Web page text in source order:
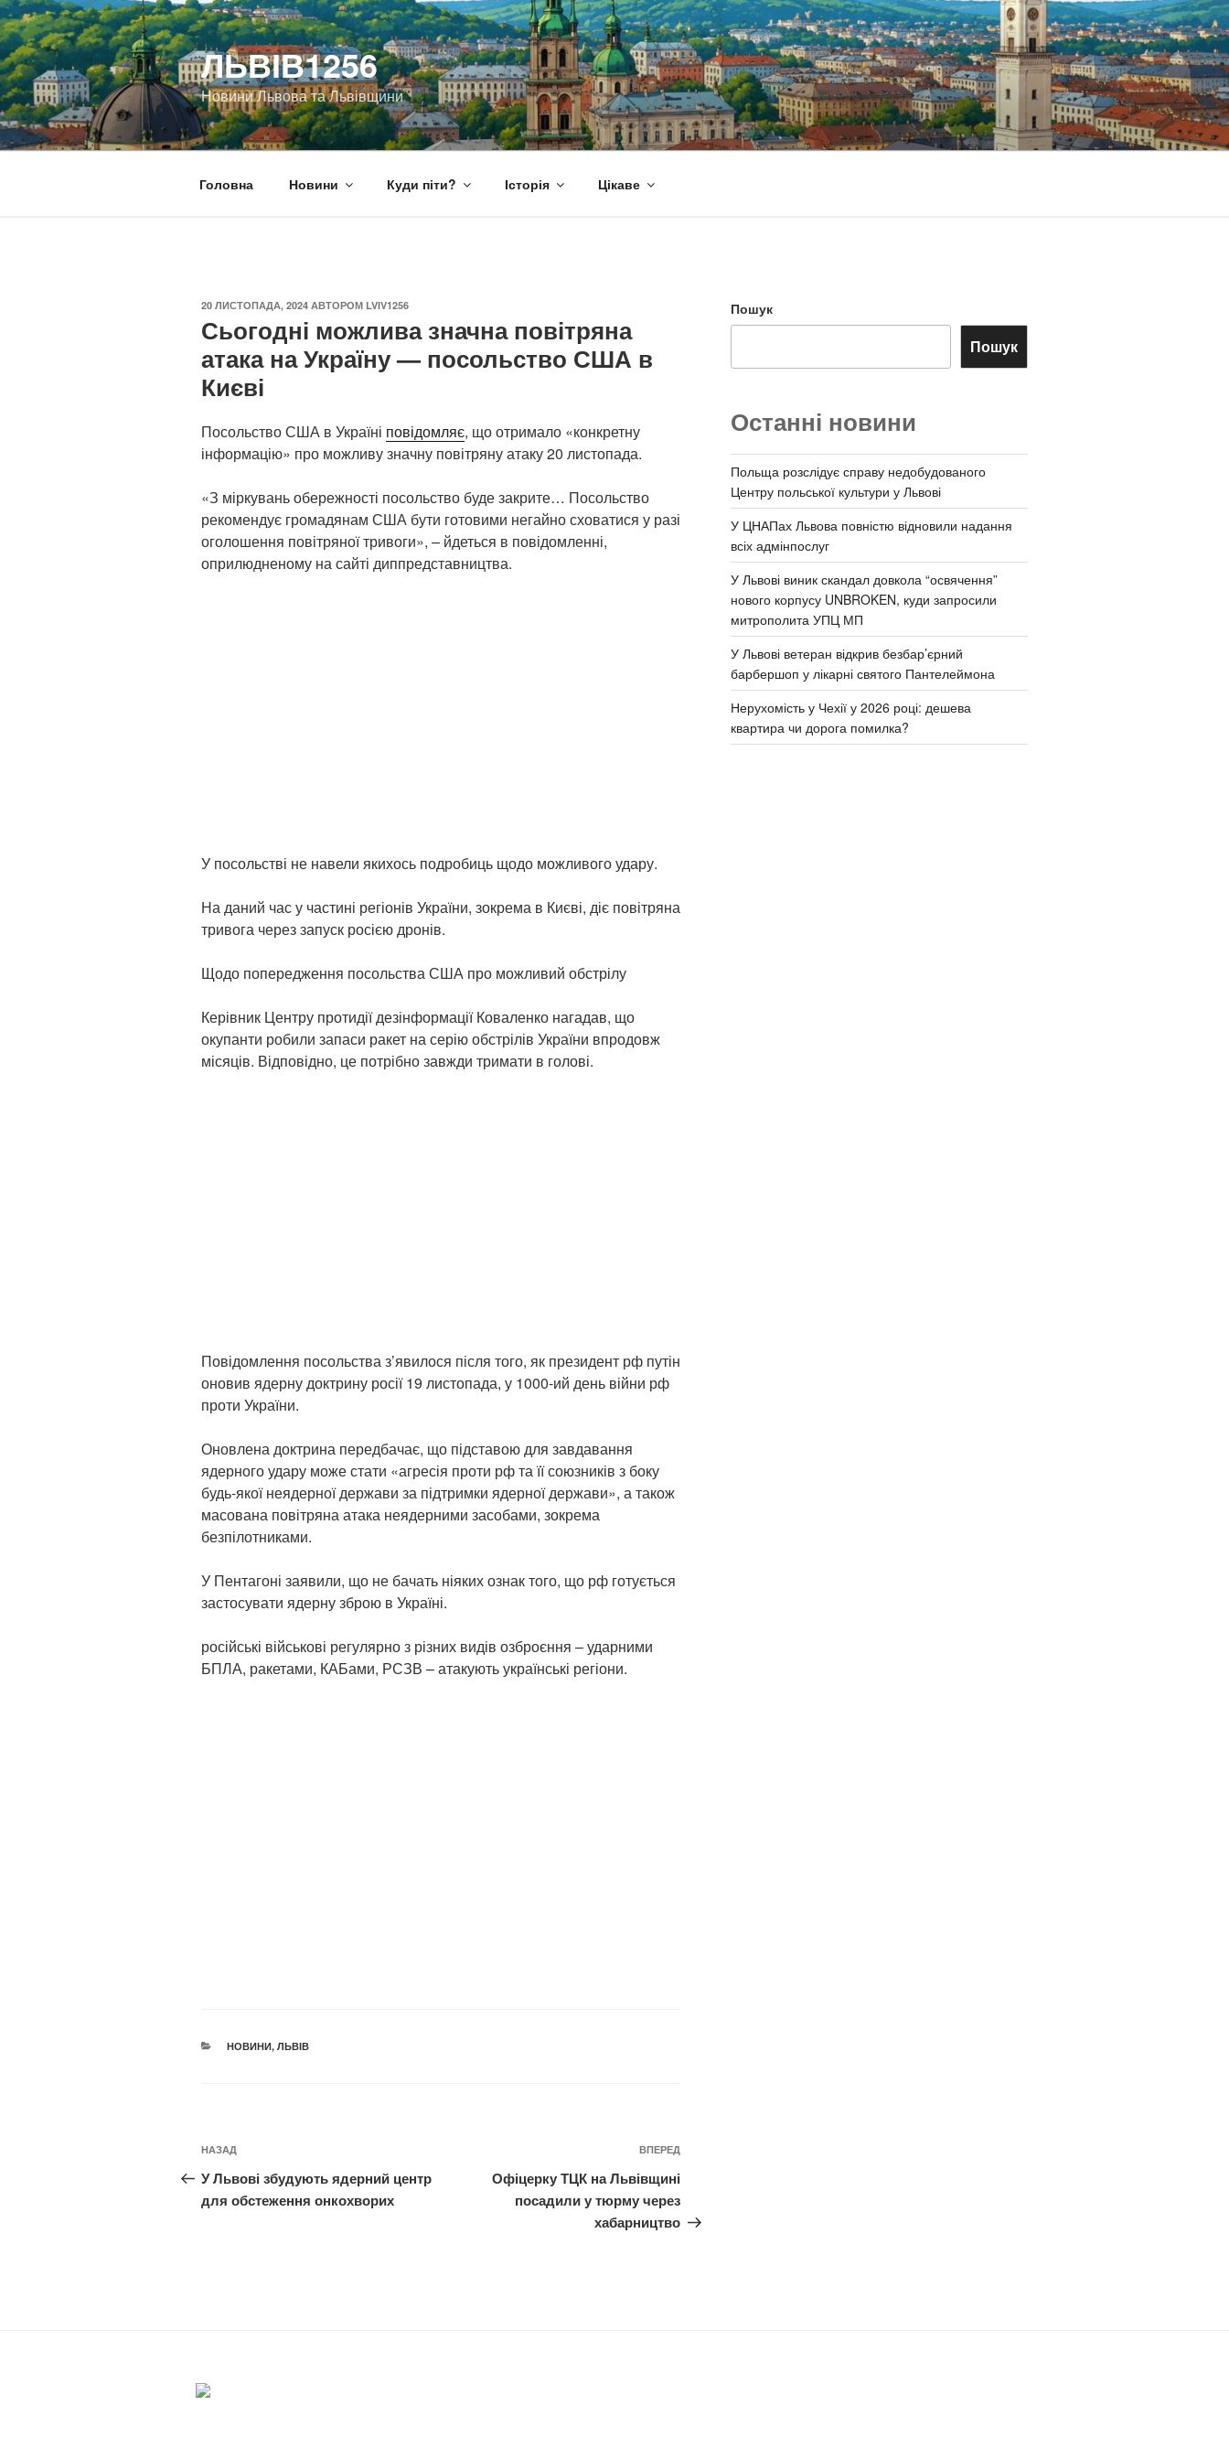
Перейти
до
вмісту
ЛЬВІВ1256
Новини Львова та Львівщини
Головна Новини Куди піти? Історія Цікаве
ОПУБЛІКОВАНО
20 ЛИСТОПАДА, 2024 АВТОРОМ LVIV1256
Сьогодні можлива значна повітряна
атака на Україну — посольство США в
Києві
Посольство США в Україні повідомляє, що отримало «конкретну
інформацію» про можливу значну повітряну атаку 20 листопада.
«З міркувань обережності посольство буде закрите… Посольство
рекомендує громадянам США бути готовими негайно сховатися у разі
оголошення повітряної тривоги», – йдеться в повідомленні,
оприлюдненому на сайті диппредставництва.
У посольстві не навели якихось подробиць щодо можливого удару.
На даний час у частині регіонів України, зокрема в Києві, діє повітряна
тривога через запуск росією дронів.
Щодо попередження посольства США про можливий обстрілу
Керівник Центру протидії дезінформації Коваленко нагадав, що
окупанти робили запаси ракет на серію обстрілів України впродовж
місяців. Відповідно, це потрібно завжди тримати в голові.
Повідомлення посольства з’явилося після того, як президент рф путін
оновив ядерну доктрину росії 19 листопада, у 1000-ий день війни рф
проти України.
Оновлена доктрина передбачає, що підставою для завдавання
ядерного удару може стати «агресія проти рф та її союзників з боку
будь-якої неядерної держави за підтримки ядерної держави», а також
масована повітряна атака неядерними засобами, зокрема
безпілотниками.
У Пентагоні заявили, що не бачать ніяких ознак того, що рф готується
застосувати ядерну зброю в Україні.
російські військові регулярно з різних видів озброєння – ударними
БПЛА, ракетами, КАБами, РСЗВ – атакують українські регіони.
КАТЕГОРІЇ
НОВИНИ, ЛЬВІВ
Навігація
записів
Попередній
запис:
НАЗАД
У Львові збудують ядерний центр
для обстеження онкохворих
Наступний
ВПЕРЕД
Офіцерку ТЦК на Львівщині
посадили у тюрму через
хабарництво
Пошук
Пошук
Останні новини
Польща розслідує справу недобудованого
Центру польської культури у Львові
У ЦНАПах Львова повністю відновили надання
всіх адмінпослуг
У Львові виник скандал довкола “освячення”
нового корпусу UNBROKEN, куди запросили
митрополита УПЦ МП
У Львові ветеран відкрив безбар’єрний
барбершоп у лікарні святого Пантелеймона
Нерухомість у Чехії у 2026 році: дешева
квартира чи дорога помилка?